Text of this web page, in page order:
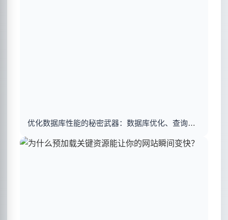
优化数据库性能的秘密武器：数据库优化、查询优化与索引建立揭秘